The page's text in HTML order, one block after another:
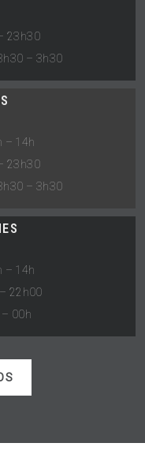
23h30
– 3h30
14h
23h30
– 3h30
14h
22h00
00h